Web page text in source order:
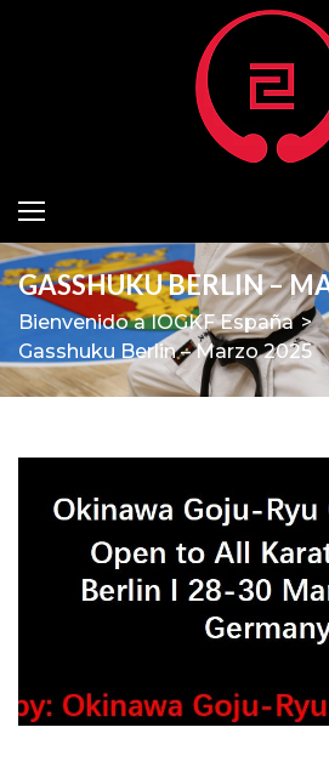
GASSHUKU BERLIN –
Bienvenido a IOGKF España >
Gasshuku Berlin – Marzo 2025